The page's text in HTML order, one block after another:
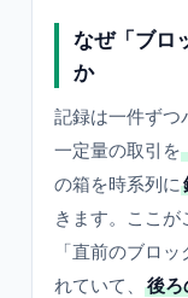
なぜ「ブロ
か
記録は一件ずつ
一定量の取引を
の箱を時系列に
きます。ここ
「直前のブロ
れていて、
後ろ